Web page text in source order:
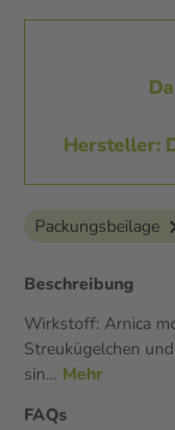
Hersteller:
Packungsbeilage
Beschreibung
Wirkstoff: Arnica
Streukügelchen
sin… Mehr
FAQs